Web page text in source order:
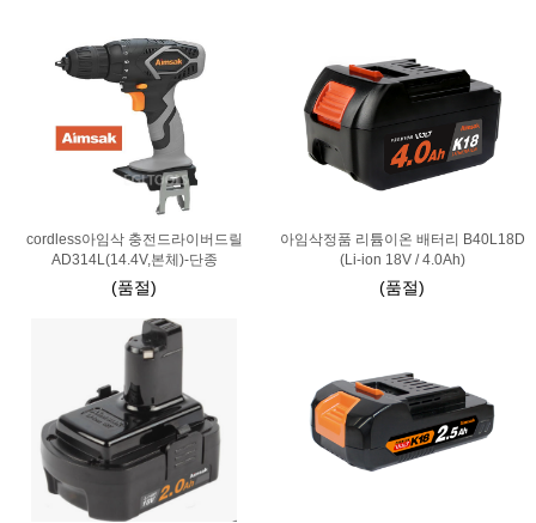
cordless아임삭 충전드라이버드릴
AD314L(14.4V,본체)-단종
(품절)
아임삭정품 리튬이온 배터리 B40L18D
(Li-ion 18V / 4.0Ah)
(품절)